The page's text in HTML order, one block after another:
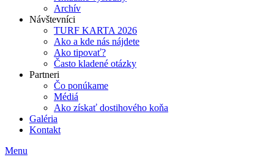
Archív
Návštevníci
TURF KARTA 2026
Ako a kde nás nájdete
Ako tipovať?
Často kladené otázky
Partneri
Čo ponúkame
Médiá
Ako získať dostihového koňa
Galéria
Kontakt
Menu